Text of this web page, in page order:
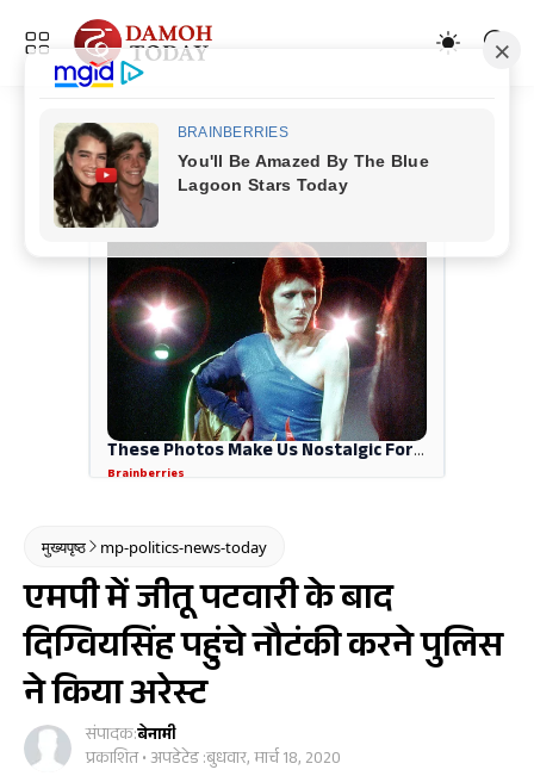
ADVERTISEMENT
मुख्यपृष्ठ mp-politics-news-today
एमपी में जीतू पटवारी के बाद
दिग्वियसिंह पहुंचे नौटंकी करने पुलिस
ने किया अरेस्ट
संपादक:बेनामी
प्रकाशित • अपडेटेड :बुधवार, मार्च 18, 2020